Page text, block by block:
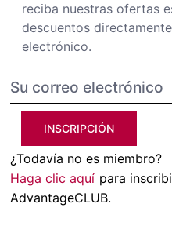
reciba nuestras ofertas
descuentos
electrónico.
INSCRIPCIÓN
¿Todavía no es miembro?
Haga clic aquí para
AdvantageCLUB.